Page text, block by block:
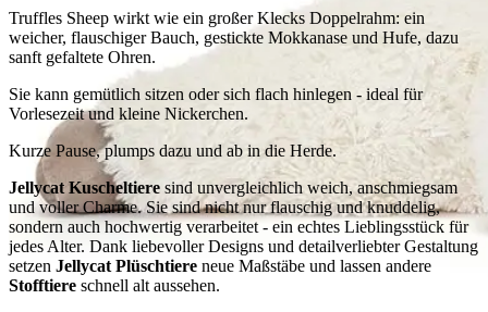
Truffles Sheep wirkt wie ein großer Klecks Doppelrahm: ein
weicher, flauschiger Bauch, gestickte Mokkanase und Hufe, dazu
sanft gefaltete Ohren.
Sie kann gemütlich sitzen oder sich flach hinlegen - ideal für
Vorlesezeit und kleine Nickerchen.
Kurze Pause, plumps dazu und ab in die Herde.
Jellycat Kuscheltiere sind unvergleichlich weich, anschmiegsam
und voller Charme. Sie sind nicht nur flauschig und knuddelig,
sondern auch hochwertig verarbeitet - ein echtes Lieblingsstück für
jedes Alter. Dank liebevoller Designs und detailverliebter Gestaltung
setzen Jellycat Plüschtiere neue Maßstäbe und lassen andere
Stofftiere schnell alt aussehen.